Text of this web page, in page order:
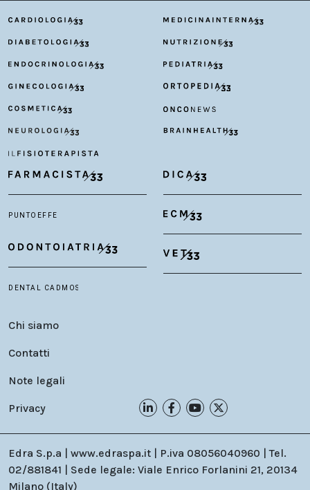
Chi siamo
Contatti
Note legali
Privacy
Edra S.p.a | www.edraspa.it | P.iva 08056040960 | Tel.
02/881841 | Sede legale: Viale Enrico Forlanini 21, 20134
Milano (Italy)